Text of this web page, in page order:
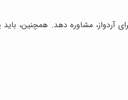
مشاوره دهد. همچنین، باید